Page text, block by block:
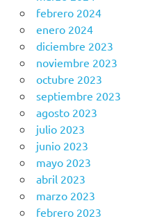
febrero 2024
enero 2024
diciembre 2023
noviembre 2023
octubre 2023
septiembre 2023
agosto 2023
julio 2023
junio 2023
mayo 2023
abril 2023
marzo 2023
febrero 2023